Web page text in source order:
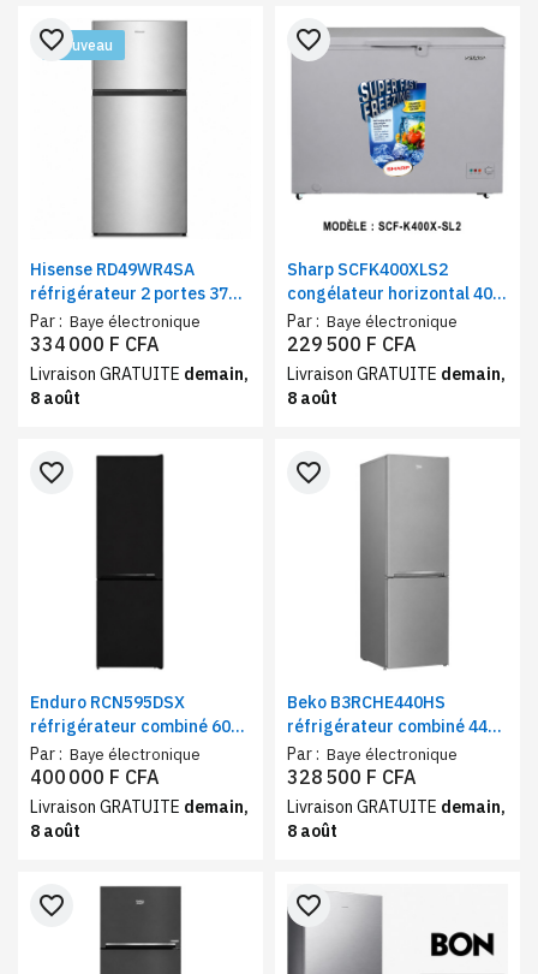
Nouveau
Hisense RD49WR4SA
réfrigérateur 2 portes 375L
No Frost gris – Frigo et
congélateur haut classe A+
Multi-Flow
Par : Baye électronique
favorite_border
334 000 F CFA
Livraison GRATUITE demain,
8 août
Sharp SCFK400XLS2
congélateur horizontal 400
litres gris, éclairage LED,
serrure à clé, contrôle
mécanique
Par : Baye électronique
favorite_border
229 500 F CFA
Livraison GRATUITE demain,
8 août
Enduro RCN595DSX
réfrigérateur combiné 600
litres No Frost Multi-
Cooling – Frigo et
congélateur 3 tiroirs noir,
classe A+
Par : Baye électronique
favorite_border
400 000 F CFA
Livraison GRATUITE demain,
8 août
Beko B3RCHE440HS
réfrigérateur combiné 440
litres A++ – Frigo et
congélateur 3 tiroirs, Semi
No Frost
Par : Baye électronique
favorite_border
328 500 F CFA
Livraison GRATUITE demain,
8 août
favorite_border favorite_border